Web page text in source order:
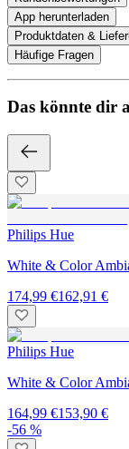
App herunterladen
Produktdaten &
Häufige Fragen
Das könnte dir
Philips Hue
White & Color
174,99 €162,91 €
Philips Hue
White & Color
164,99 €153,90 €
-56 %